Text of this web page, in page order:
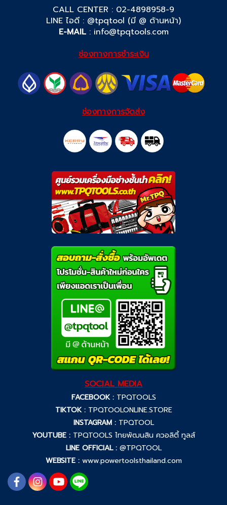
CALL CENTER : 02-4898958-9
LINE ไอดี : @tpqtool (มี @ ด้านหน้า)
E-MAIL: info@tpqtools.com
ช่องทางการชำระเงิน
ช่องทางการจัดส่ง
SOCIAL MEDIA
FACEBOOK : TPQTOOLS
TIKTOK : TPQTOOLONLINE.STORE
INSTAGRAM : TPQTOOL
YOUTUBE : TPQTOOLS ไทยพัฒนสิน ควอลิตี้ ทูลส์
LINE OFFICIAL : @TPQTOOL
WEBSITE : www.powertoolsthailand.com